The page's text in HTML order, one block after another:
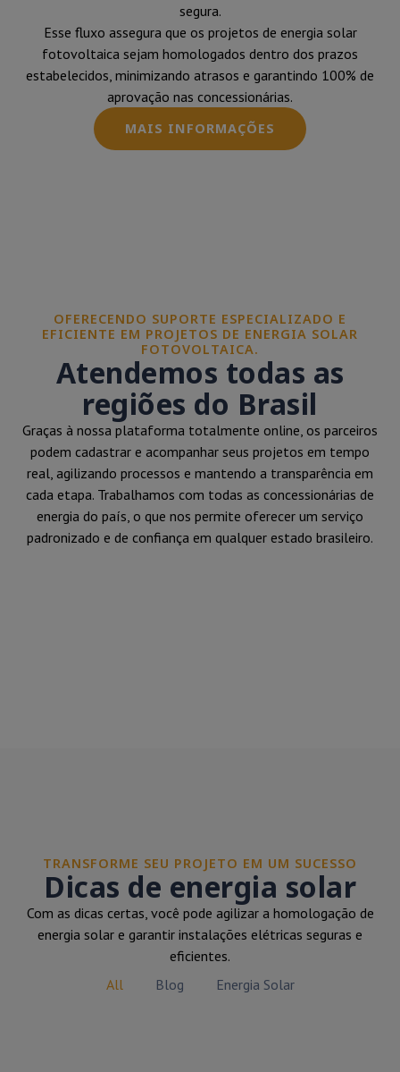
segura.
Esse fluxo assegura que os projetos de energia solar
fotovoltaica sejam homologados dentro dos prazos
estabelecidos, minimizando atrasos e garantindo 100% de
aprovação nas concessionárias.
MAIS INFORMAÇÕES
OFERECENDO SUPORTE ESPECIALIZADO E
EFICIENTE EM PROJETOS DE ENERGIA SOLAR
FOTOVOLTAICA.
Atendemos todas as
regiões do Brasil
Graças à nossa plataforma totalmente online, os parceiros
podem cadastrar e acompanhar seus projetos em tempo
real, agilizando processos e mantendo a transparência em
cada etapa. Trabalhamos com todas as concessionárias de
energia do país, o que nos permite oferecer um serviço
padronizado e de confiança em qualquer estado brasileiro.
TRANSFORME SEU PROJETO EM UM SUCESSO
Dicas de energia solar
Com as dicas certas, você pode agilizar a homologação de
energia solar e garantir instalações elétricas seguras e
eficientes.
All
Blog Energia Solar